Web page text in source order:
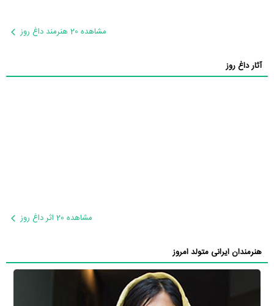
مشاهده 20 هنرمند داغ روز
آثار داغ روز
مشاهده 20 اثر داغ روز
هنرمندان ایرانی متولد امروز